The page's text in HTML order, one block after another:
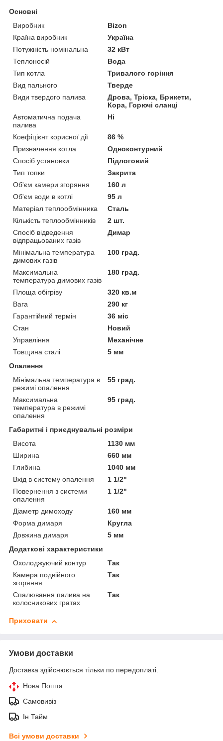
Основні
Виробник
Bizon
Країна виробник
Україна
Потужність номінальна
32 кВт
Теплоносій
Вода
Тип котла
Тривалого горіння
Вид пального
Тверде
Види твердого палива
Дрова, Тріска, Брикети,
Кора, Горючі сланці
Автоматична подача
палива
Ні
Коефіцієнт корисної дії
86 %
Призначення котла
Одноконтурний
Спосіб установки
Підлоговий
Тип топки
Закрита
Об'єм камери згоряння
160 л
Об'єм води в котлі
95 л
Матеріал теплообмінника
Сталь
Кількість теплообмінників
2 шт.
Спосіб відведення
відпрацьованих газів
Димар
Мінімальна температура
димових газів
100 град.
Максимальна
температура димових газів
180 град.
Площа обігріву
320 кв.м
Вага
290 кг
Гарантійний термін
36 міс
Стан
Новий
Управління
Механічне
Товщина сталі
5 мм
Опалення
Мінімальна температура в
режимі опалення
55 град.
Максимальна
температура в режимі
опалення
95 град.
Габаритні і приєднувальні розміри
Висота
1130 мм
Ширина
660 мм
Глибина
1040 мм
Вхід в систему опалення
1 1/2"
Повернення з системи
опалення
1 1/2"
Діаметр димоходу
160 мм
Форма димаря
Кругла
Довжина димаря
5 мм
Додаткові характеристики
Охолоджуючий контур
Так
Камера подвійного
згоряння
Так
Спалювання палива на
колосникових гратах
Так
Приховати
Умови доставки
Доставка здійснюється тільки по передоплаті.
Нова Пошта
Самовивіз
Ін Тайм
Всі умови доставки